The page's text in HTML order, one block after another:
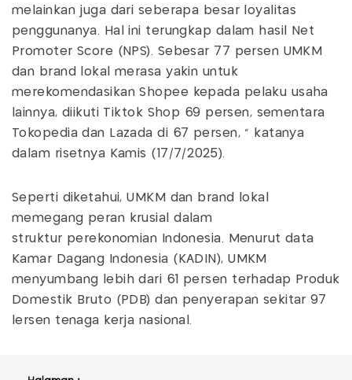
melainkan juga dari seberapa besar loyalitas
penggunanya. Hal ini terungkap dalam hasil Net
Promoter Score (NPS). Sebesar 77 persen UMKM
dan brand lokal merasa yakin untuk
merekomendasikan Shopee kepada pelaku usaha
lainnya, diikuti Tiktok Shop 69 persen, sementara
Tokopedia dan Lazada di 67 persen, " katanya
dalam risetnya Kamis (17/7/2025).
Seperti diketahui, UMKM dan brand lokal
memegang peran krusial dalam
struktur perekonomian Indonesia. Menurut data
Kamar Dagang Indonesia (KADIN), UMKM
menyumbang lebih dari 61 persen terhadap Produk
Domestik Bruto (PDB) dan penyerapan sekitar 97
lersen tenaga kerja nasional.